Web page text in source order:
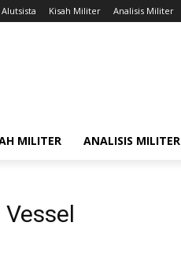
Alutsista Kisah Militer Analisis Militer
MILITER ANALISIS MILITER